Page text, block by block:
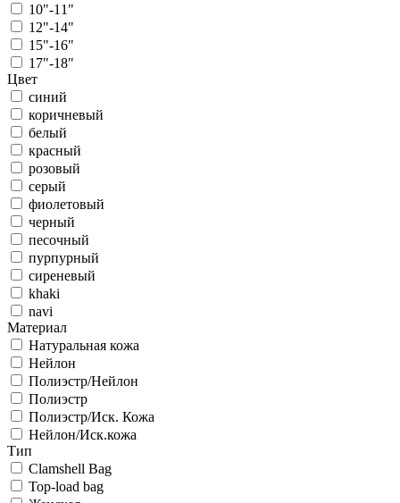
10"-11"
12"-14"
15"-16"
17"-18"
Цвет
синий
коричневый
белый
красный
розовый
серый
фиолетовый
черный
песочный
пурпурный
сиреневый
khaki
navi
Материал
Натуральная кожа
Нейлон
Полиэстр/Нейлон
Полиэстр
Полиэстр/Иск. Кожа
Нейлон/Иск.кожа
Тип
Clamshell Bag
Top-load bag